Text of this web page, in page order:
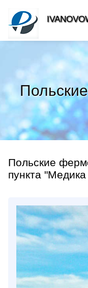
Польские
пункта